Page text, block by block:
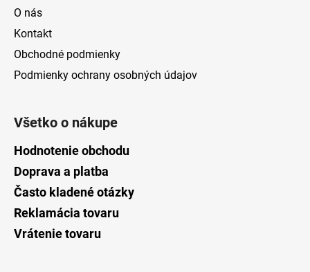
O nás
Kontakt
Obchodné podmienky
Podmienky ochrany osobných údajov
Všetko o nákupe
Hodnotenie obchodu
Doprava a platba
Často kladené otázky
Reklamácia tovaru
Vrátenie tovaru